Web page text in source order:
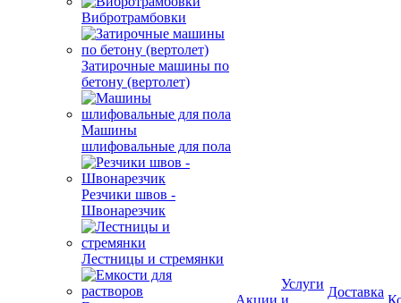
Вибротрамбовки
Затирочные машины по
бетону (вертолет)
Машины
шлифовальные для пола
Резчики швов -
Швонарезчик
Лестницы и стремянки
Акции
Услуги
и
Доставка